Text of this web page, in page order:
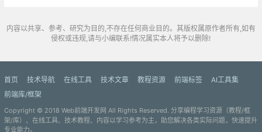
内容以共享、参考、研究为目的,不存在任何商业目的。其版权属原作者所有,如有
侵权或违规,请与小编联系!情况属实本人将予以删除!
首页 技术导航 在线工具 技术文章 教程资源 前端标签
AI工具集
前端库/框架